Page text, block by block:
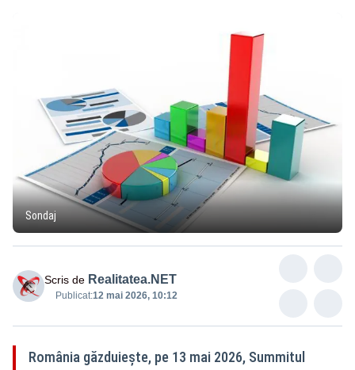
Sondaj
Scris de Realitatea.NET
Publicat:12 mai 2026, 10:12
România găzduiește, pe 13 mai 2026, Summitul